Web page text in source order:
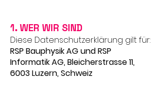
1. WER WIR SIND
Diese Datenschutzerklärung gilt für:
RSP Bauphysik AG und RSP
Informatik AG, Bleicherstrasse 11,
6003 Luzern, Schweiz